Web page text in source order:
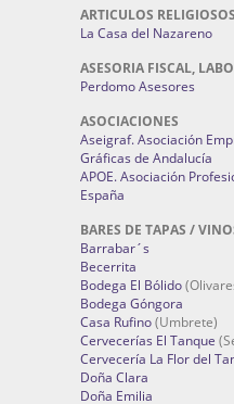
ARTICULOS
La Casa del Nazareno
ASESORIA FISCAL,
Perdomo Asesores
ASOCIACIONES
Aseigraf. Asociación
Gráficas de Andalucía
APOE. Asociación
España
BARES DE TAPAS /
Barrabar´s
Becerrita
Bodega El Bólido
Bodega Góngora
Casa Rufino(Umbrete)
Cervecerías El Tanque
Cervecería La Flor del
Doña Clara
Doña Emilia